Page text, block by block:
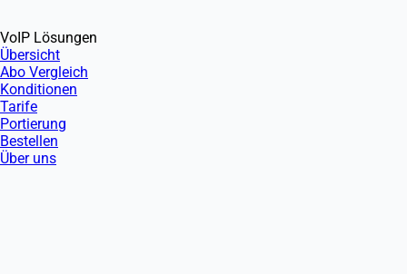
VoIP Lösungen
Übersicht
Abo Vergleich
Konditionen
Tarife
Portierung
Bestellen
Über uns